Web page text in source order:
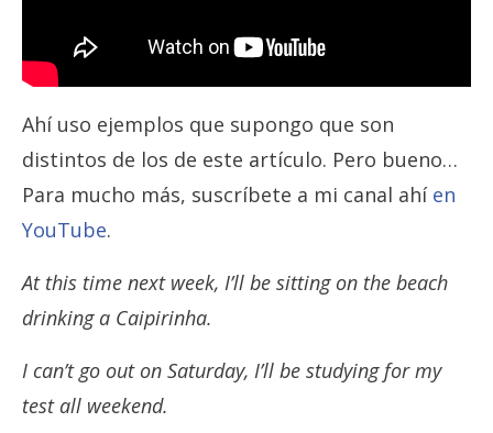
Ahí uso ejemplos que supongo que son
distintos de los de este artículo. Pero bueno…
Para mucho más, suscríbete a mi canal ahí en
YouTube.
At this time next week, I’ll be sitting on the beach
drinking a Caipirinha.
I can’t go out on Saturday, I’ll be studying for my
test all weekend.